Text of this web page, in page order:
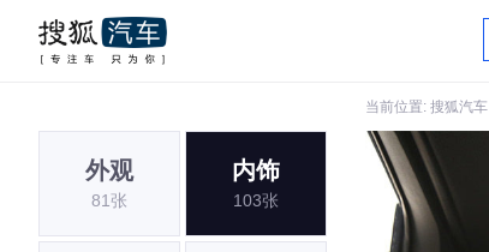
当前位置: 搜狐汽车
外观
81张
内饰
103张